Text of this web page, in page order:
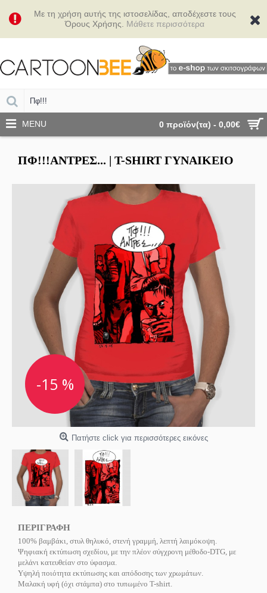
Με τη χρήση αυτής της ιστοσελίδας, αποδέχεστε τους
Όρους Χρήσης. Μάθετε περισσότερα
0 προϊόν(τα) - 0,00€
MENU
ΠΦ!!!ΑΝΤΡΕΣ... | Τ-SHIRT ΓΥΝΑΙΚΕΊΟ
-15 %
Πατήστε click για περισσότερες εικόνες
ΠΕΡΙΓΡΑΦΗ
100% βαμβάκι, στυλ θηλυκό, στενή γραμμή, λεπτή λαιμόκοψη.
Ψηφιακή εκτύπωση σχεδίου, με την πλέον σύγχρονη μέθοδο-DTG, με
μελάνι κατευθείαν στο ύφασμα.
Υψηλή ποιότητα εκτύπωσης και απόδοσης των χρωμάτων.
Μαλακή υφή (όχι στάμπα) στο τυπωμένο T-shirt.